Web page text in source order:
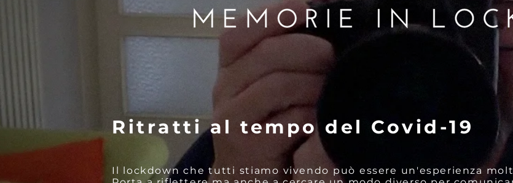
Il lockdown che tutti stiamo vivendo può essere un'esperienza
Ritratti al tempo del Covid-19